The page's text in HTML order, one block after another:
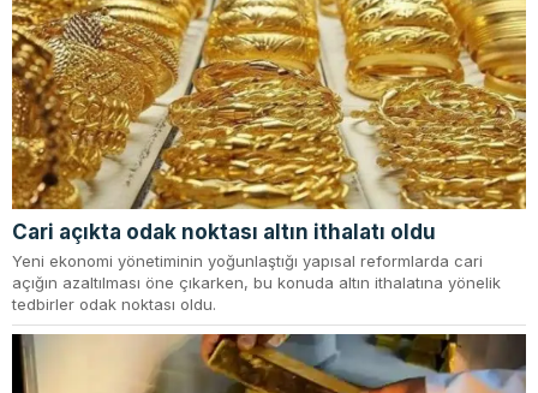
Cari açıkta odak noktası altın ithalatı oldu
Yeni ekonomi yönetiminin yoğunlaştığı yapısal reformlarda cari
açığın azaltılması öne çıkarken, bu konuda altın ithalatına yönelik
tedbirler odak noktası oldu.